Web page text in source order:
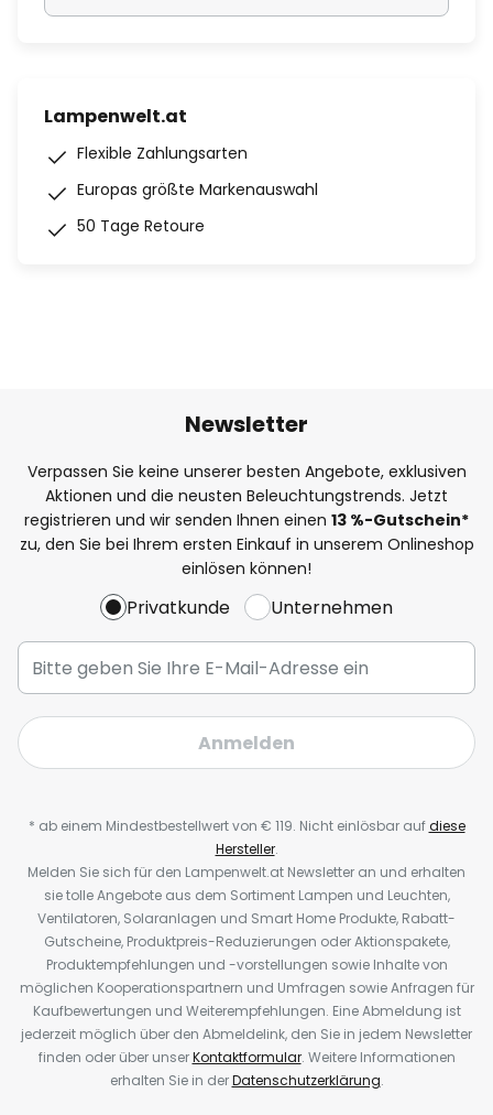
Lampenwelt.at
Flexible Zahlungsarten
Europas größte Markenauswahl
50 Tage Retoure
Newsletter
Verpassen Sie keine unserer besten Angebote, exklusiven
Aktionen und die neusten Beleuchtungstrends. Jetzt
registrieren und wir senden Ihnen einen 13 %-Gutschein*
zu, den Sie bei Ihrem ersten Einkauf in unserem Onlineshop
einlösen können!
Privatkunde Unternehmen
Anmelden
* ab einem Mindestbestellwert von € 119. Nicht einlösbar aufdiese
Hersteller.
Melden Sie sich für den Lampenwelt.at Newsletter an und erhalten
sie tolle Angebote aus dem Sortiment Lampen und Leuchten,
Ventilatoren, Solaranlagen und Smart Home Produkte, Rabatt-
Gutscheine, Produktpreis-Reduzierungen oder Aktionspakete,
Produktempfehlungen und -vorstellungen sowie Inhalte von
möglichen Kooperationspartnern und Umfragen sowie Anfragen für
Kaufbewertungen und Weiterempfehlungen. Eine Abmeldung ist
jederzeit möglich über den Abmeldelink, den Sie in jedem Newsletter
finden oder über unserKontaktformular. Weitere Informationen
erhalten Sie in derDatenschutzerklärung.